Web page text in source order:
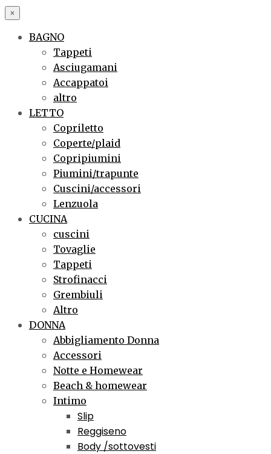
×
BAGNO
Tappeti
Asciugamani
Accappatoi
altro
LETTO
Copriletto
Coperte/plaid
Copripiumini
Piumini/trapunte
Cuscini/accessori
Lenzuola
CUCINA
cuscini
Tovaglie
Tappeti
Strofinacci
Grembiuli
Altro
DONNA
Abbigliamento Donna
Accessori
Notte e Homewear
Beach & homewear
Intimo
Slip
Reggiseno
Body /sottovesti